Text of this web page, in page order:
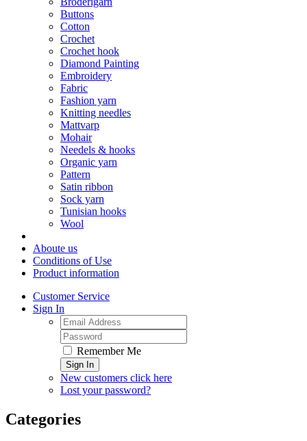
Buttons
Cotton
Crochet
Crochet hook
Diamond Painting
Embroidery
Fabric
Fashion yarn
Knitting needles
Mattvarp
Mohair
Needels & hooks
Organic yarn
Pattern
Satin ribbon
Sock yarn
Tunisian hooks
Wool
Aboute us
Conditions of Use
Product information
Customer Service
Sign In
Remember Me
Sign In
New customers click here
Lost your password?
Categories